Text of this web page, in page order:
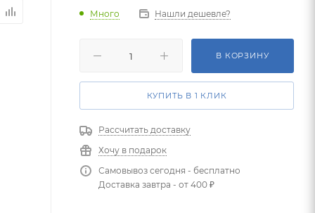
Много Нашли дешевле?
В КОРЗИНУ
КУПИТЬ В 1 КЛИК
Рассчитать доставку
Хочу в подарок
Самовывоз сегодня - бесплатно
Доставка завтра - от 400 ₽